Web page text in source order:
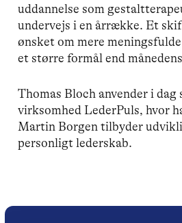
uddannelse som
undervejs i en årrække. Et
ønsket om mere
et større formål end
Thomas Bloch anvender i
virksomhed LederPuls, hvor
Martin Borgen tilbyder
personligt lederskab.